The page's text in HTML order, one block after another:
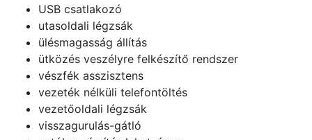
USB csatlakozó
utasoldali légzsák
ülésmagasság állítás
ütközés veszélyre felkészítő rendszer
vészfék asszisztens
vezeték nélküli telefontöltés
vezetőoldali légzsák
visszagurulás-gátló